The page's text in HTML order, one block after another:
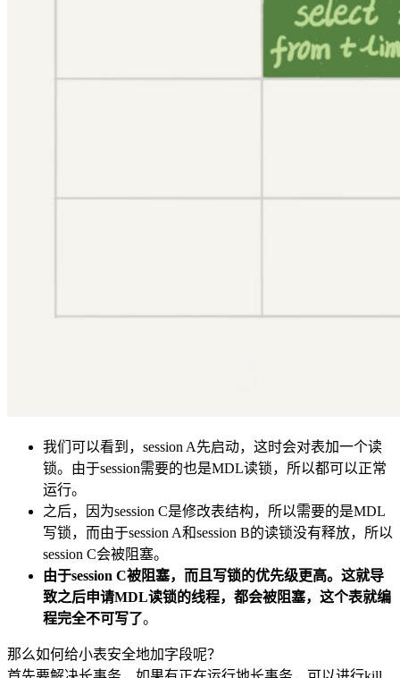
我们可以看到，session A先启动，这时会对表加一个读
锁。由于session需要的也是MDL读锁，所以都可以正常
运行。
之后，因为session C是修改表结构，所以需要的是MDL
写锁，而由于session A和session B的读锁没有释放，所以
session C会被阻塞。
由于session C被阻塞，而且写锁的优先级更高。这就导
致之后申请MDL读锁的线程，都会被阻塞，这个表就编
程完全不可写了。
那么如何给小表安全地加字段呢？